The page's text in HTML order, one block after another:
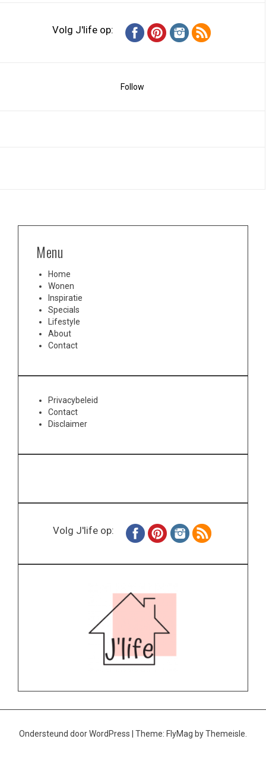
Volg J'life op:
Follow
Menu
Home
Wonen
Inspiratie
Specials
Lifestyle
About
Contact
Privacybeleid
Contact
Disclaimer
Volg J'life op:
Ondersteund door WordPress | Theme: FlyMag by Themeisle.